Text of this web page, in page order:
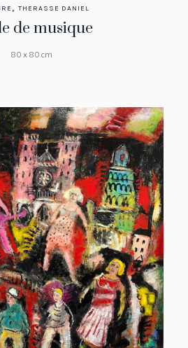
, THERASSE DANIEL
de musique
80 x 80 cm